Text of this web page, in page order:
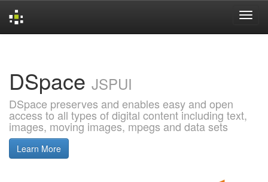
DSpace JSPUI
DSpace preserves and enables easy and open
access to all types of digital content including text,
images, moving images, mpegs and data sets
Learn More